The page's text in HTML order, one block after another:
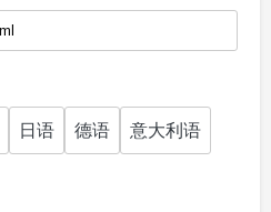
日语 德语 意大利语